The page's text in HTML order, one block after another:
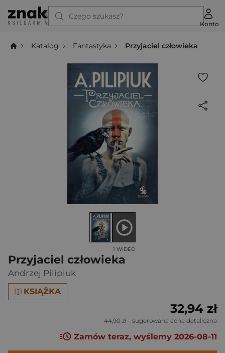
Czego szukasz?
Konto
Katalog Fantastyka Przyjaciel człowieka
Przyjaciel człowieka
Andrzej Pilipiuk
KSIĄŻKA
1 WIDEO
32,94 zł
44,90 zł - sugerowana cena detaliczna
Zamów teraz, wyślemy 2026-08-11